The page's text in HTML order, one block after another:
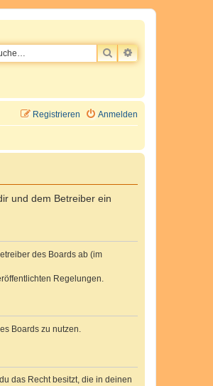
SUCHEERWEITERTE
Anmelden
Registrieren
und dem Betreiber ein
des Boards ab (im
Regelungen.
Boards zu nutzen.
das Recht besitzt, die in deinen